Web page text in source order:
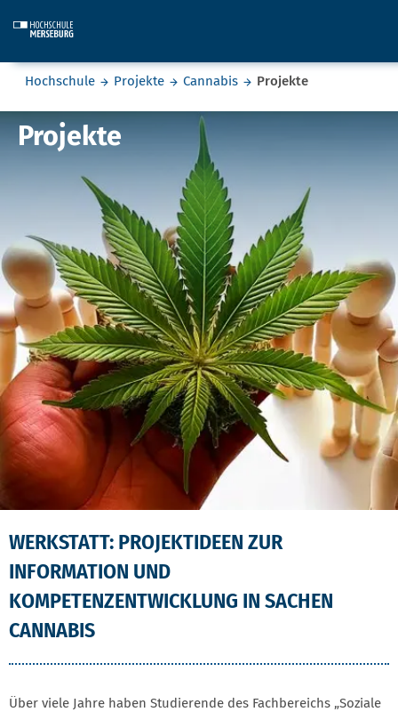
Sie befinden sich hier:
Hochschule Projekte Cannabis Projekte
Projekte
Projekte
WERKSTATT: PROJEKTIDEEN ZUR
INFORMATION UND
KOMPETENZENTWICKLUNG IN SACHEN
CANNABIS
Über viele Jahre haben Studierende des Fachbereichs „Soziale